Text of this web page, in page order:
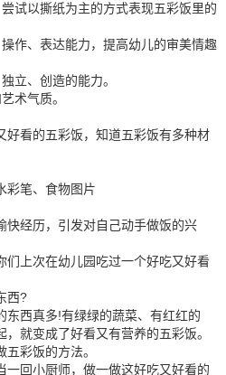
以撕纸为主的方式表现五彩饭里的
、表达能力，提高幼儿的审美情趣
、创造的能力。
术气质。
看的五彩饭，知道五彩饭有多种材
笔、食物图片
经历，引发对自己动手做饭的兴
上次在幼儿园吃过一个好吃又好看
西?
西真多!有绿绿的蔬菜、有红红的
就变成了好看又有营养的五彩饭。
彩饭的方法。
回小厨师，做一做这好吃又好看的